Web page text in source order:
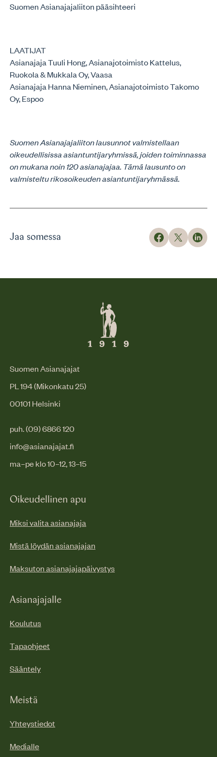
Suomen Asianajajaliiton pääsihteeri
LAATIJAT
Asianajaja Tuuli Hong, Asianajotoimisto Kattelus,
Ruokola & Mukkala Oy, Vaasa
Asianajaja Hanna Nieminen, Asianajotoimisto Takomo
Oy, Espoo
Suomen Asianajajaliiton lausunnot valmistellaan
oikeudellisissa asiantuntijaryhmissä, joiden toiminnassa
on mukana noin 120 asianajajaa. Tämä lausunto on
valmisteltu rikosoikeuden asiantuntijaryhmässä.
Jaa somessa
Suomen Asianajajat
PL 194 (Mikonkatu 25)
00101 Helsinki
puh. (09) 6866 120
info@asianajajat.fi
ma–pe klo 10–12, 13–15
Oikeudellinen apu
Miksi valita asianajaja
Mistä löydän asianajajan
Maksuton asianajajapäivystys
Asianajajalle
Koulutus
Tapaohjeet
Sääntely
Meistä
Yhteystiedot
Medialle